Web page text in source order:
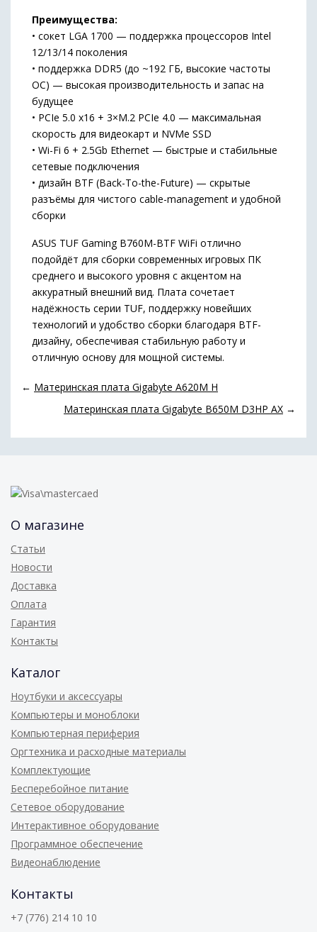
Преимущества:
• сокет LGA 1700 — поддержка процессоров Intel
12/13/14 поколения
• поддержка DDR5 (до ~192 ГБ, высокие частоты
OC) — высокая производительность и запас на
будущее
• PCIe 5.0 x16 + 3×M.2 PCIe 4.0 — максимальная
скорость для видеокарт и NVMe SSD
• Wi-Fi 6 + 2.5Gb Ethernet — быстрые и стабильные
сетевые подключения
• дизайн BTF (Back-To-the-Future) — скрытые
разъёмы для чистого cable-management и удобной
сборки
ASUS TUF Gaming B760M-BTF WiFi отлично
подойдёт для сборки современных игровых ПК
среднего и высокого уровня с акцентом на
аккуратный внешний вид. Плата сочетает
надёжность серии TUF, поддержку новейших
технологий и удобство сборки благодаря BTF-
дизайну, обеспечивая стабильную работу и
отличную основу для мощной системы.
← Материнская плата Gigabyte A620M H
Материнская плата Gigabyte B650M D3HP AX →
О магазине
Статьи
Новости
Доставка
Оплата
Гарантия
Контакты
Каталог
Ноутбуки и аксессуары
Компьютеры и моноблоки
Компьютерная периферия
Оргтехника и расходные материалы
Комплектующие
Бесперебойное питание
Сетевое оборудование
Интерактивное оборудование
Программное обеспечение
Видеонаблюдение
Контакты
+7 (776) 214 10 10